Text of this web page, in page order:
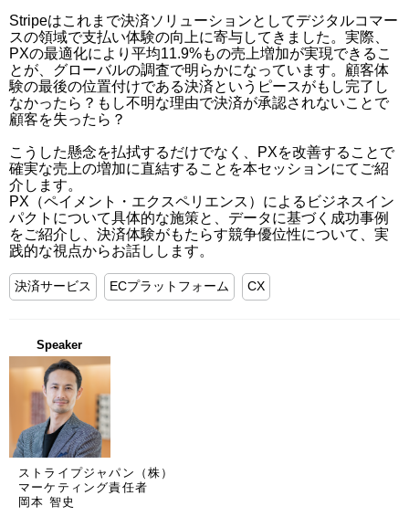
Stripeはこれまで決済ソリューションとしてデジタルコマー
スの領域で支払い体験の向上に寄与してきました。実際、
PXの最適化により平均11.9%もの売上増加が実現できるこ
とが、グローバルの調査で明らかになっています。顧客体
験の最後の位置付けである決済というピースがもし完了し
なかったら？もし不明な理由で決済が承認されないことで
顧客を失ったら？
こうした懸念を払拭するだけでなく、PXを改善することで
確実な売上の増加に直結することを本セッションにてご紹
介します。
PX（ペイメント・エクスペリエンス）によるビジネスイン
パクトについて具体的な施策と、データに基づく成功事例
をご紹介し、決済体験がもたらす競争優位性について、実
践的な視点からお話しします。
決済サービス ECプラットフォーム CX
Speaker
ストライプジャパン（株）
マーケティング責任者
岡本 智史